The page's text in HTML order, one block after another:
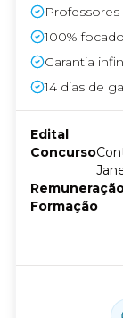
100%
Garantia
14 dias de
Edital
Concurso
Formação